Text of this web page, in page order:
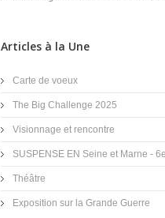
Articles à la Une
Carte de voeux
The Big Challenge 2025
Visionnage et rencontre
SUSPENSE EN Seine et Marne -
Théâtre
Exposition sur la Grande Guerre